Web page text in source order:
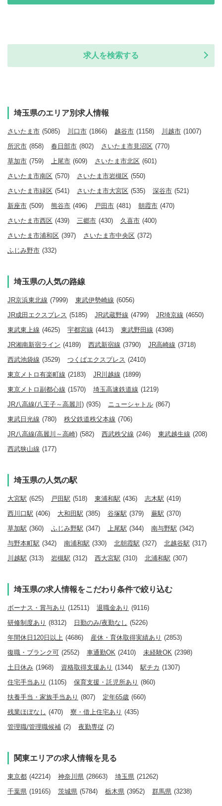
求人を検索する
埼玉県のエリア別求人情報
さいたま市 (5085) 川口市 (1866) 越谷市 (1158) 川越市 (1007)
所沢市 (858) 春日部市 (802) さいたま市見沼区 (770)
草加市 (759) 上尾市 (609) さいたま市北区 (601)
さいたま市南区 (570) さいたま市岩槻区 (550)
さいたま市緑区 (541) さいたま市大宮区 (535) 深谷市 (521)
新座市 (509) 熊谷市 (496) 戸田市 (481) 朝霞市 (470)
さいたま市西区 (439) 三郷市 (430) 久喜市 (400)
さいたま市浦和区 (397) さいたま市中央区 (372)
ふじみ野市 (332)
埼玉県の人気の路線
JR京浜東北線 (7999) 東武伊勢崎線 (6056)
JR成田エクスプレス (5185) JR武蔵野線 (4799) JR埼京線 (4650)
東武東上線 (4625) 宇都宮線 (4413) 東武野田線 (4398)
JR湘南新宿ライン (4189) 西武新宿線 (3790) JR高崎線 (3718)
西武池袋線 (3529) つくばエクスプレス (2410)
東京メトロ有楽町線 (2183) JR川越線 (1899)
東京メトロ副都心線 (1570) 埼玉高速鉄道線 (1219)
JR八高線(八王子～高麗川) (935) ニューシャトル (867)
東武日光線 (780) 秩父鉄道秩父本線 (706)
JR八高線(高麗川～高崎) (582) 西武秩父線 (246) 東武越生線 (208)
西武狭山線 (177)
埼玉県の人気の駅
大宮駅 (625) 戸田駅 (518) 東浦和駅 (436) 志木駅 (419)
西川口駅 (406) 大和田駅 (385) 谷塚駅 (379) 蕨駅 (370)
草加駅 (360) ふじみ野駅 (347) 上尾駅 (344) 南与野駅 (342)
与野本町駅 (342) 南浦和駅 (330) 北朝霞駅 (327) 北越谷駅 (317)
川越駅 (313) 岩槻駅 (312) 西大宮駅 (310) 北浦和駅 (307)
埼玉県の求人情報をこだわり条件で絞り込む
ボーナス・賞与あり (12511) 退職金あり (9116)
研修制度あり (8312) 日勤のみ/夜勤なし (5226)
年間休日120日以上 (4686) 産休・育休取得実績あり (2853)
復職・ブランク可 (2552) 車通勤OK (2410) 未経験OK (2398)
土日休み (1968) 資格取得支援あり (1344) 駅チカ (1307)
住宅手当あり (1105) 保育支援・託児所あり (860)
扶養手当・家族手当あり (807) 定年65歳 (660)
残業ほぼなし (470) 寮・借上住宅あり (435)
管理職/管理職候補 (2) 夜勤専従 (2)
関東エリアの求人情報を見る
東京都 (42214) 神奈川県 (28663) 埼玉県 (21262)
千葉県 (19165) 茨城県 (5784) 栃木県 (3952) 群馬県 (3238)